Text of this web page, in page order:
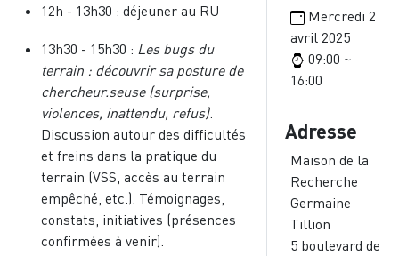
12h - 13h30 : déjeuner au RU
13h30 - 15h30 : Les bugs du
terrain : découvrir sa posture de
chercheur.seuse (surprise,
violences, inattendu, refus).
Discussion autour des difficultés
et freins dans la pratique du
terrain (VSS, accès au terrain
empêché, etc.). Témoignages,
constats, initiatives (présences
confirmées à venir).
Mercredi 2
avril 2025
09:00 ~
16:00
Adresse
Maison de la
Recherche
Germaine
Tillion
5 boulevard de